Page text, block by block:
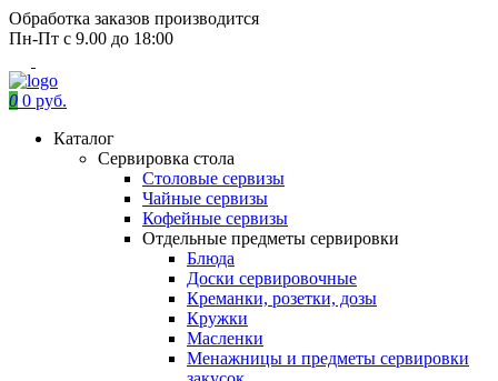
Обработка заказов производится
Пн-Пт с 9.00 до 18:00
0 0 руб.
Каталог
Сервировка стола
Столовые сервизы
Чайные сервизы
Кофейные сервизы
Отдельные предметы сервировки
Блюда
Доски сервировочные
Креманки, розетки, дозы
Кружки
Масленки
Менажницы и предметы сервировки